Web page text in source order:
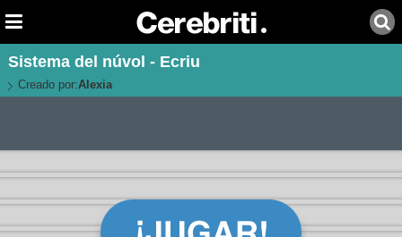
Sistema del núvol - Ecriu
Creado por:Alexia